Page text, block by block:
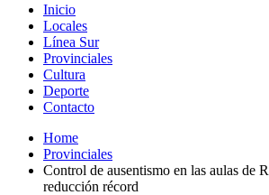
Inicio
Locales
Línea Sur
Provinciales
Cultura
Deporte
Contacto
Home
Provinciales
Control de ausentismo en las aulas de
reducción récord